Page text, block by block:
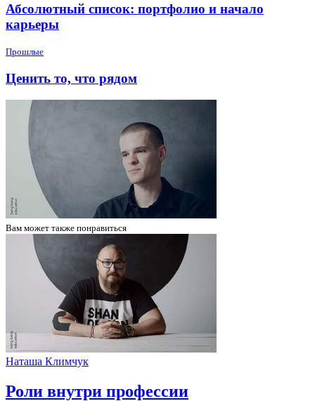
Абсолютный список: портфолио и начало
карьеры
Прошлые
Ценить то, что рядом
Вам может также понравиться
Наташа Климчук
Роли внутри профессии